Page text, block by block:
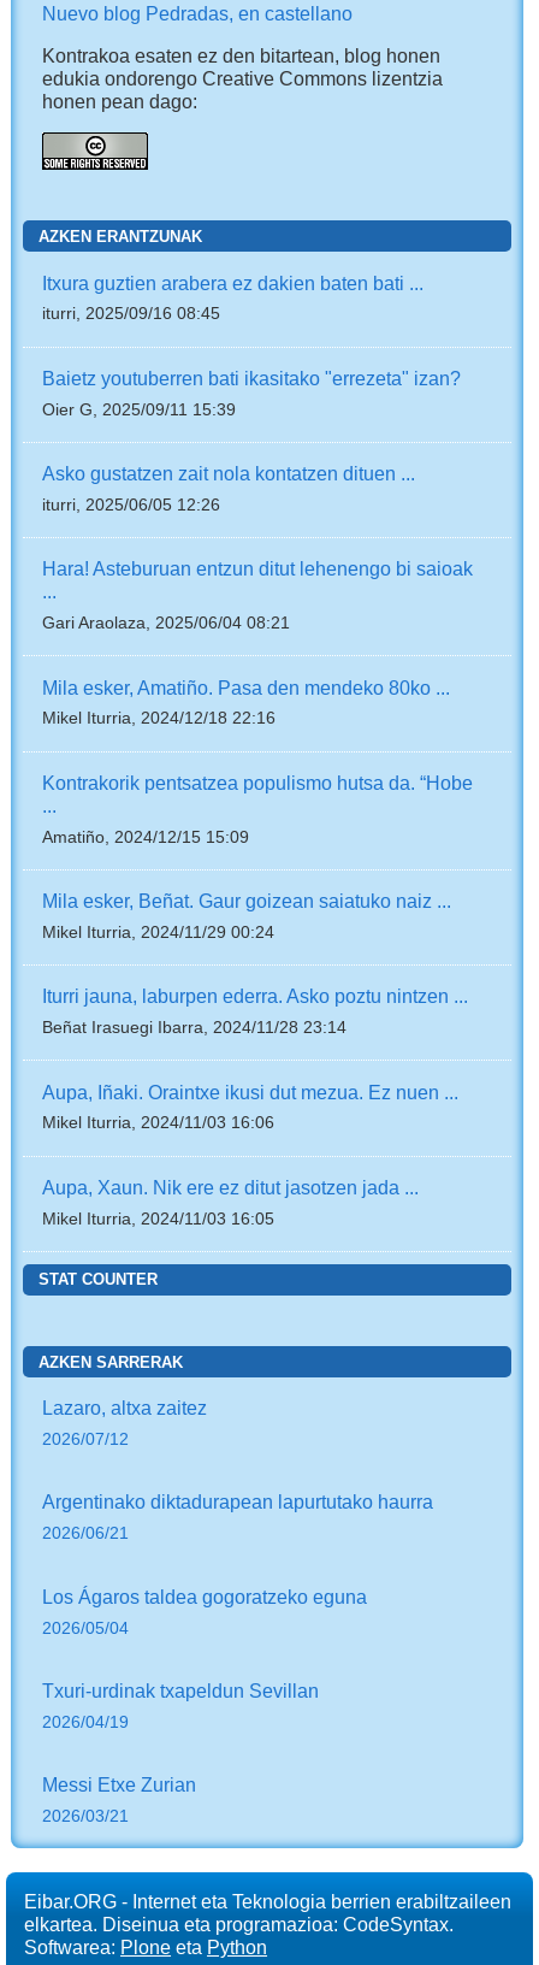
Nuevo blog Pedradas, en castellano
Kontrakoa esaten ez den bitartean, blog honen
edukia ondorengo Creative Commons lizentzia
honen pean dago:
AZKEN ERANTZUNAK
Itxura guztien arabera ez dakien baten bati ...
iturri, 2025/09/16 08:45
Baietz youtuberren bati ikasitako "errezeta" izan?
Oier G, 2025/09/11 15:39
Asko gustatzen zait nola kontatzen dituen ...
iturri, 2025/06/05 12:26
Hara! Asteburuan entzun ditut lehenengo bi saioak
...
Gari Araolaza, 2025/06/04 08:21
Mila esker, Amatiño. Pasa den mendeko 80ko ...
Mikel Iturria, 2024/12/18 22:16
Kontrakorik pentsatzea populismo hutsa da. “Hobe
...
Amatiño, 2024/12/15 15:09
Mila esker, Beñat. Gaur goizean saiatuko naiz ...
Mikel Iturria, 2024/11/29 00:24
Iturri jauna, laburpen ederra. Asko poztu nintzen ...
Beñat Irasuegi Ibarra, 2024/11/28 23:14
Aupa, Iñaki. Oraintxe ikusi dut mezua. Ez nuen ...
Mikel Iturria, 2024/11/03 16:06
Aupa, Xaun. Nik ere ez ditut jasotzen jada ...
Mikel Iturria, 2024/11/03 16:05
STAT COUNTER
AZKEN SARRERAK
Lazaro, altxa zaitez
2026/07/12
Argentinako diktadurapean lapurtutako haurra
2026/06/21
Los Ágaros taldea gogoratzeko eguna
2026/05/04
Txuri-urdinak txapeldun Sevillan
2026/04/19
Messi Etxe Zurian
2026/03/21
Eibar.ORG - Internet eta Teknologia berrien erabiltzaileen
elkartea. Diseinua eta programazioa: CodeSyntax.
Softwarea: Plone eta Python